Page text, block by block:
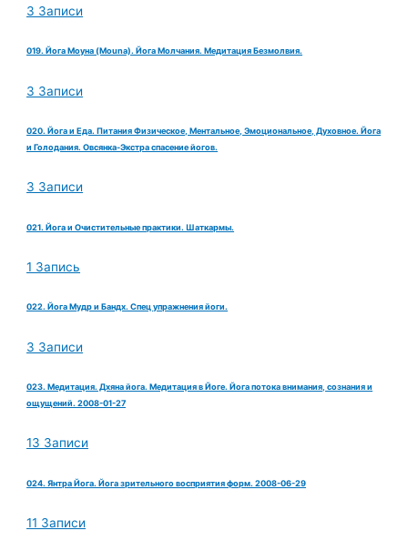
3 Записи
019. Йога Моуна (Mouna). Йога Молчания. Медитация Безмолвия.
3 Записи
020. Йога и Еда. Питания Физическое, Ментальное, Эмоциональное, Духовное. Йога
и Голодания. Овсянка-Экстра спасение йогов.
3 Записи
021. Йога и Очистительные практики. Шаткармы.
1 Запись
022. Йога Мудр и Бандх. Спец упражнения йоги.
3 Записи
023. Медитация. Дхяна йога. Медитация в Йоге. Йога потока внимания, сознания и
ощущений. 2008-01-27
13 Записи
024. Янтра Йога. Йога зрительного восприятия форм. 2008-06-29
11 Записи